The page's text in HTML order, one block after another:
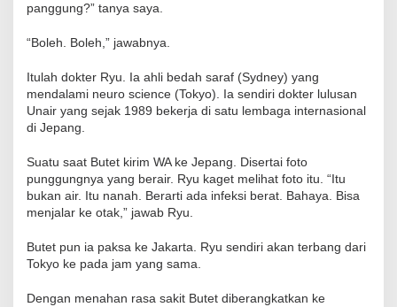
panggung?” tanya saya.
“Boleh. Boleh,” jawabnya.
Itulah dokter Ryu. Ia ahli bedah saraf (Sydney) yang
mendalami neuro science (Tokyo). Ia sendiri dokter lulusan
Unair yang sejak 1989 bekerja di satu lembaga internasional
di Jepang.
Suatu saat Butet kirim WA ke Jepang. Disertai foto
punggungnya yang berair. Ryu kaget melihat foto itu. “Itu
bukan air. Itu nanah. Berarti ada infeksi berat. Bahaya. Bisa
menjalar ke otak,” jawab Ryu.
Butet pun ia paksa ke Jakarta. Ryu sendiri akan terbang dari
Tokyo ke pada jam yang sama.
Dengan menahan rasa sakit Butet diberangkatkan ke